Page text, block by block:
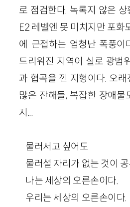
로 점검한다. 녹록지 않은
E2 레벨엔 못 미치지만 포화
에 근접하는 엄청난 폭풍이
드리워진 지역이 실로 광범
과 협곡을 낀 지형이다. 오
많은 잔해들, 복잡한 장애물
지...
물러서고 싶어도
물러설 자리가 없는 것이
나는 세상의 오른손이다.
우리는 세상의 오른손이다.